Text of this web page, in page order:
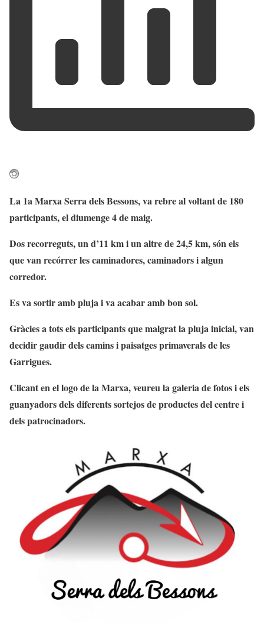
La 1a Marxa Serra dels Bessons, va rebre al voltant de 180
participants, el diumenge 4 de maig.
Dos recorreguts, un d’11 km i un altre de 24,5 km, són els
que van recórrer les caminadores, caminadors i algun
corredor.
Es va sortir amb pluja i va acabar amb bon sol.
Gràcies a tots els participants que malgrat la pluja inicial, van
decidir gaudir dels camins i paisatges primaverals de les
Garrigues.
Clicant en el logo de la Marxa, veureu la galeria de fotos i els
guanyadors dels diferents sortejos de productes del centre i
dels patrocinadors.